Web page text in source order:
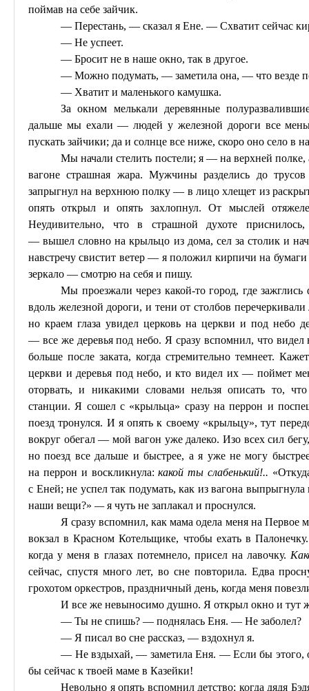
поймав на себе зайчик.
— Перестань, — сказал я Ене. — Схватит сейчас
— Не успеет.
— Бросит не в наше окно, так в другое.
— Можно подумать, — заметила она, — что везде
— Хватит и маленького камушка.
За окном мелькали деревянные
дальше мы ехали — людей у железной дороги все
пускать зайчики; да и солнце все ниже, скоро оно село в
Мы начали стелить постели; я — на верхней
вагоне страшная жара. Мужчины разделись до
запрыгнул на верхнюю полку — в лицо хлещет из
опять открыл и опять захлопнул. От мыслей
Неудивительно, что в страшной духоте
—вышел словно на крыльцо из дома, сел за столик и
навстречу свистит ветер — я положил кирпичи на
зеркало — смотрю на себя и пишу.
Мы проезжали через какой-то город, где
вдоль железной дороги, и тени от столбов
но краем глаза увидел церковь на церкви и под небо
— всеже деревья под небо. Я сразу вспомнил, что видел
больше после заката, когда стремительно темнеет.
церкви и деревья под небо, и кто видел их — поймет
оторвать, и никакими словами нельзя описать то,
станции. Я сошел с «крыльца» сразу на перрон и
поезд тронулся. И я опять к своему «крыльцу», тут
вокруг обегал — мой вагон уже далеко. Изо всех сил
но поезд все дальше и быстрее, а я уже не могу
на перрон и воскликнула:какой ты слабенький!..
с Еней; не успел так подумать, как из вагона
наши вещи?» —я чуть не заплакал и проснулся.
Я сразу вспомнил, как мама одела меня на Первое
вокзал в Красном Котельщике, чтобы ехать вПалонечку
когда у меня в глазах потемнело, присел на лавочку.
сейчас, спустя много лет, во сне повторила. Едва
грохотом оркестров, праздничный день, когда меня
И все же невыносимо душно. Я открыл окно и тут
— Ты не спишь? — подняласьЕня. — Не заболел?
— Я писал во сне рассказ, — вздохнул я.
— Не вздыхай, — заметилаЕня. — Если бы этого,
бы сейчас к твоей маме в Казейки!
Невольно я опять вспомнил детство; когда дядя